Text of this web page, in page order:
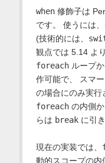
when修飾子は
です。 使うには、
(技術的には、
観点では 5.14 よ
foreachループか
作可能で、 スマ
の場合にのみ実行
foreachの内側か
らは breakに引き
現在の実装では、
動的スコープの内